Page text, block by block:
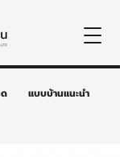
แบบบ้านแนะนำ